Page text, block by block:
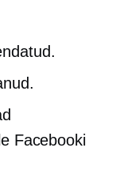
Facebooki